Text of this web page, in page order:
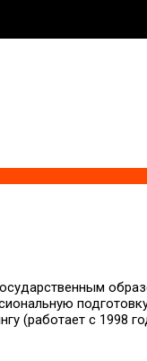
(работает с 1998